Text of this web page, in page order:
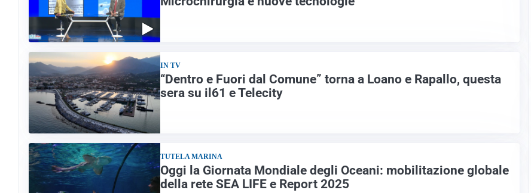
IN TV
“Dentro e Fuori dal Comune” torna a Loano e Rapallo, questa
sera su il61 e Telecity
TUTELA MARINA
Oggi la Giornata Mondiale degli Oceani: mobilitazione globale
della rete SEA LIFE e Report 2025